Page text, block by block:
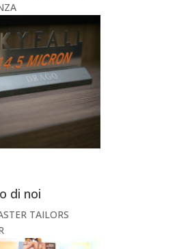
di noi
TAILORS